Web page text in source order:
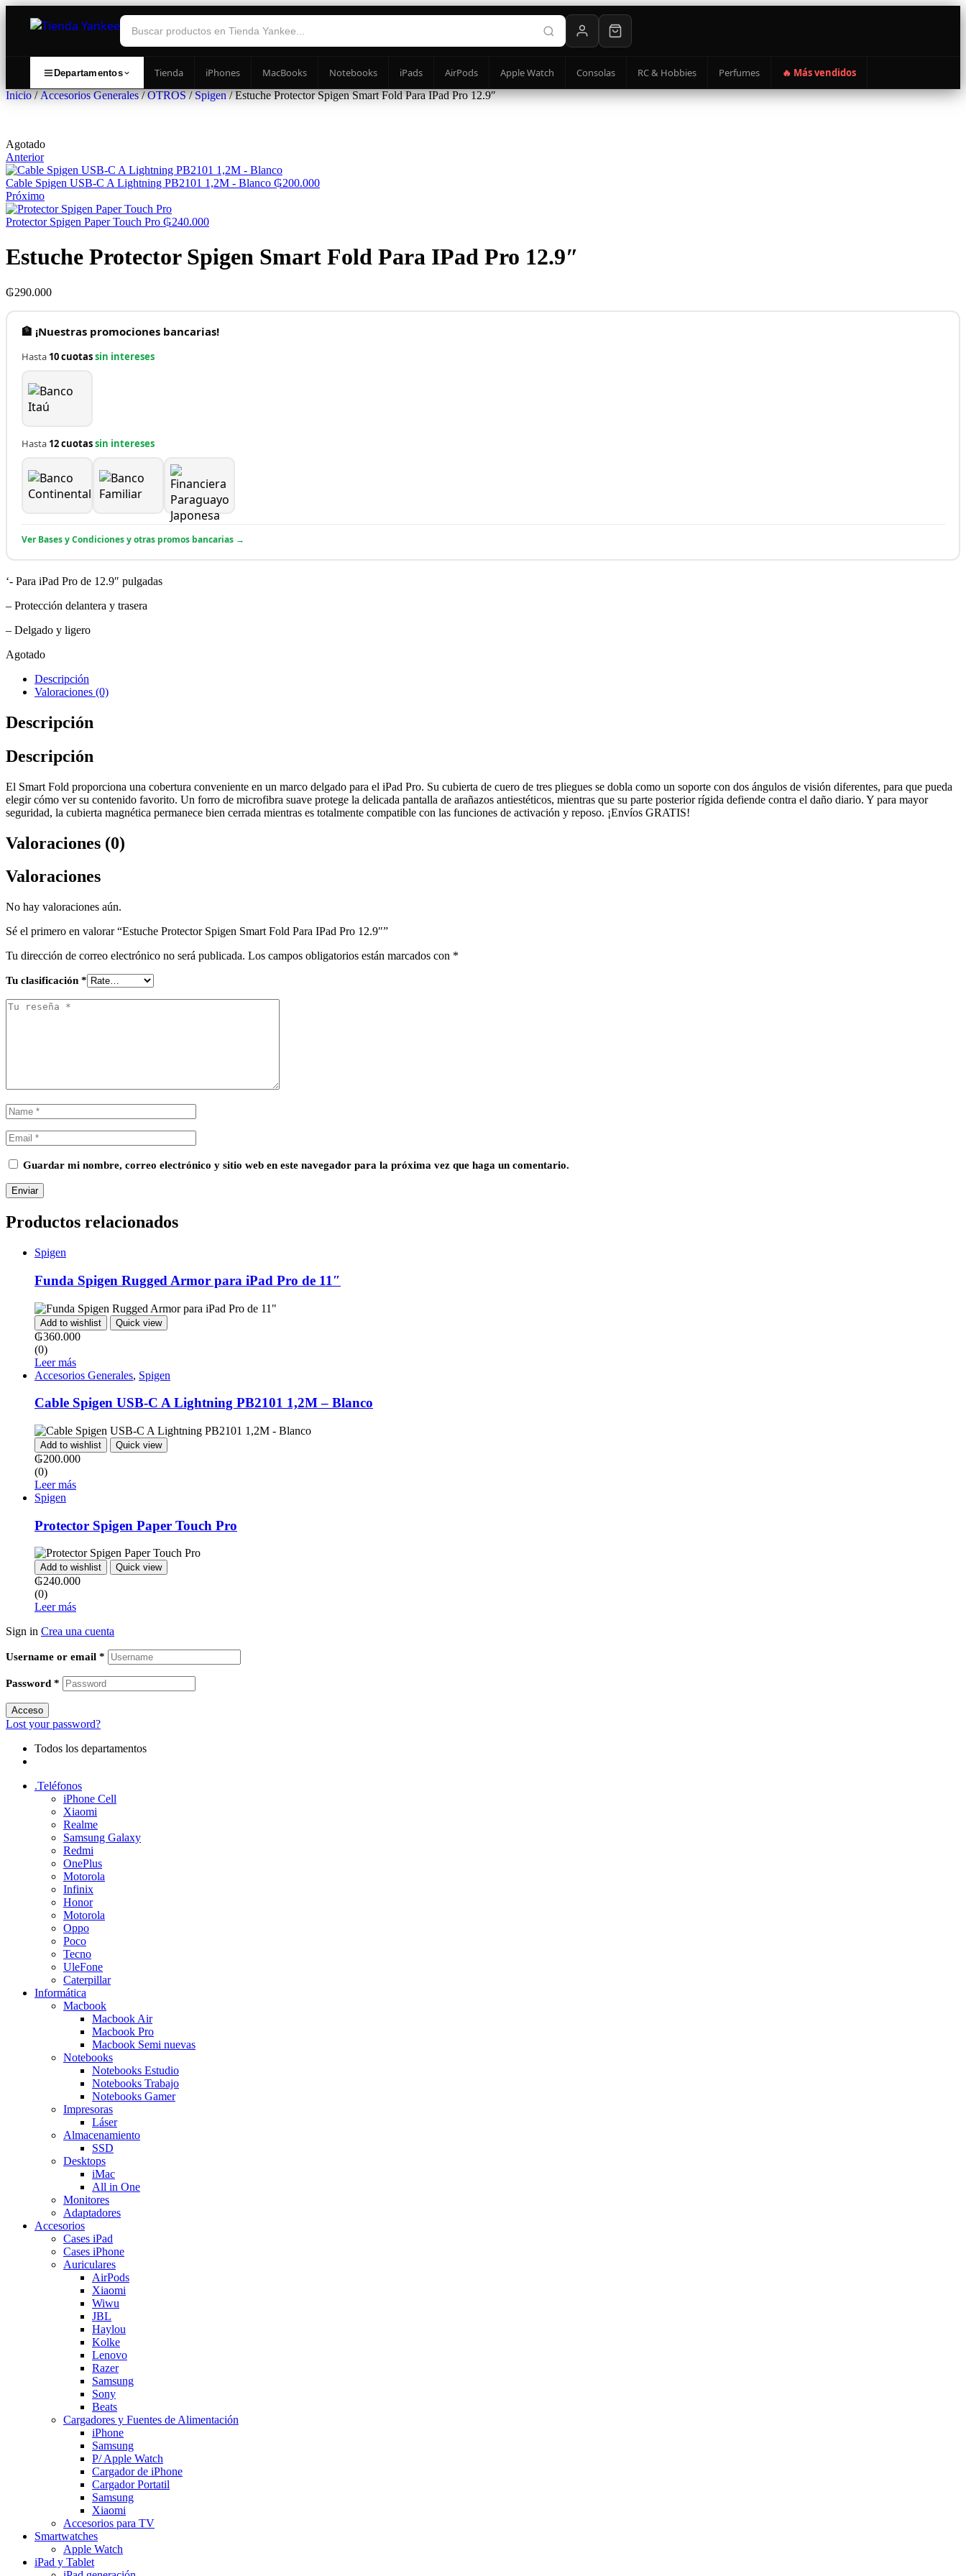
Departamentos Tienda iPhones MacBooks Notebooks iPads AirPods Apple Watch Consolas RC & Hobbies Perfumes 🔥 Más vendidos
Inicio/Accesorios Generales/OTROS/Spigen/ Estuche Protector Spigen Smart Fold Para IPad Pro 12.9″
Agotado
Anterior
Cable Spigen USB-C A Lightning PB2101 1,2M - Blanco ₲200.000
Próximo
Protector Spigen Paper Touch Pro ₲240.000
Estuche Protector Spigen Smart Fold Para IPad Pro 12.9″
₲290.000
🏦 ¡Nuestras promociones bancarias!
Hasta 10 cuotassin intereses
Hasta 12 cuotassin intereses
Ver Bases y Condiciones y otras promos bancarias →
‘- Para iPad Pro de 12.9″ pulgadas
– Protección delantera y trasera
– Delgado y ligero
Agotado
Descripción
Valoraciones (0)
Descripción
Descripción
El Smart Fold proporciona una cobertura conveniente en un marco delgado para el iPad Pro. Su cubierta de cuero de tres pliegues se dobla como un soporte con dos ángulos de visión diferentes, para que pueda
elegir cómo ver su contenido favorito. Un forro de microfibra suave protege la delicada pantalla de arañazos antiestéticos, mientras que su parte posterior rígida defiende contra el daño diario. Y para mayor
seguridad, la cubierta magnética permanece bien cerrada mientras es totalmente compatible con las funciones de activación y reposo. ¡Envíos GRATIS!
Valoraciones (0)
Valoraciones
No hay valoraciones aún.
Sé el primero en valorar “Estuche Protector Spigen Smart Fold Para IPad Pro 12.9″”
Tu dirección de correo electrónico no será publicada. Los campos obligatorios están marcados con *
Tu clasificación *
Guardar mi nombre, correo electrónico y sitio web en este navegador para la próxima vez que haga un comentario.
Productos relacionados
Spigen
Funda Spigen Rugged Armor para iPad Pro de 11″
Add to wishlist Quick view
₲360.000
(0)
Leer más
Accesorios Generales, Spigen
Cable Spigen USB-C A Lightning PB2101 1,2M – Blanco
Add to wishlist Quick view
₲200.000
(0)
Leer más
Spigen
Protector Spigen Paper Touch Pro
Add to wishlist Quick view
₲240.000
(0)
Leer más
Sign in Crea una cuenta
Username or email *
Password *
Acceso
Lost your password?
Todos los departamentos
.Teléfonos
iPhone Cell
Xiaomi
Realme
Samsung Galaxy
Redmi
OnePlus
Motorola
Infinix
Honor
Motorola
Oppo
Poco
Tecno
UleFone
Caterpillar
Informática
Macbook
Macbook Air
Macbook Pro
Macbook Semi nuevas
Notebooks
Notebooks Estudio
Notebooks Trabajo
Notebooks Gamer
Impresoras
Láser
Almacenamiento
SSD
Desktops
iMac
All in One
Monitores
Adaptadores
Accesorios
Cases iPad
Cases iPhone
Auriculares
AirPods
Xiaomi
Wiwu
JBL
Haylou
Kolke
Lenovo
Razer
Samsung
Sony
Beats
Cargadores y Fuentes de Alimentación
iPhone
Samsung
P/ Apple Watch
Cargador de iPhone
Cargador Portatil
Samsung
Xiaomi
Accesorios para TV
Smartwatches
Apple Watch
iPad y Tablet